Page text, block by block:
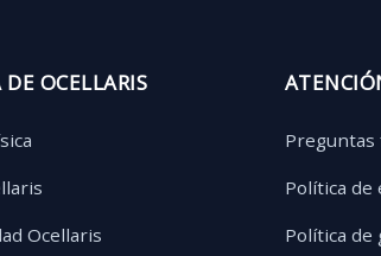
DE OCELLARIS
Ocellaris
Política de
Política de